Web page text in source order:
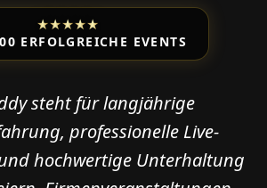
★★★★★
ERFOLGREICHE EVENTS
steht für langjährige
professionelle Live-
hochwertige Unterhaltung